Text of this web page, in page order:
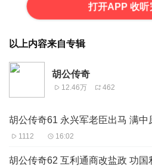
打开APP 收听
以上内容来自专辑
胡公传奇
12.46万 462
胡公传奇61 永兴军老臣出马 满中
1112 16:02
胡公传奇62 互利通商改盐政 功国